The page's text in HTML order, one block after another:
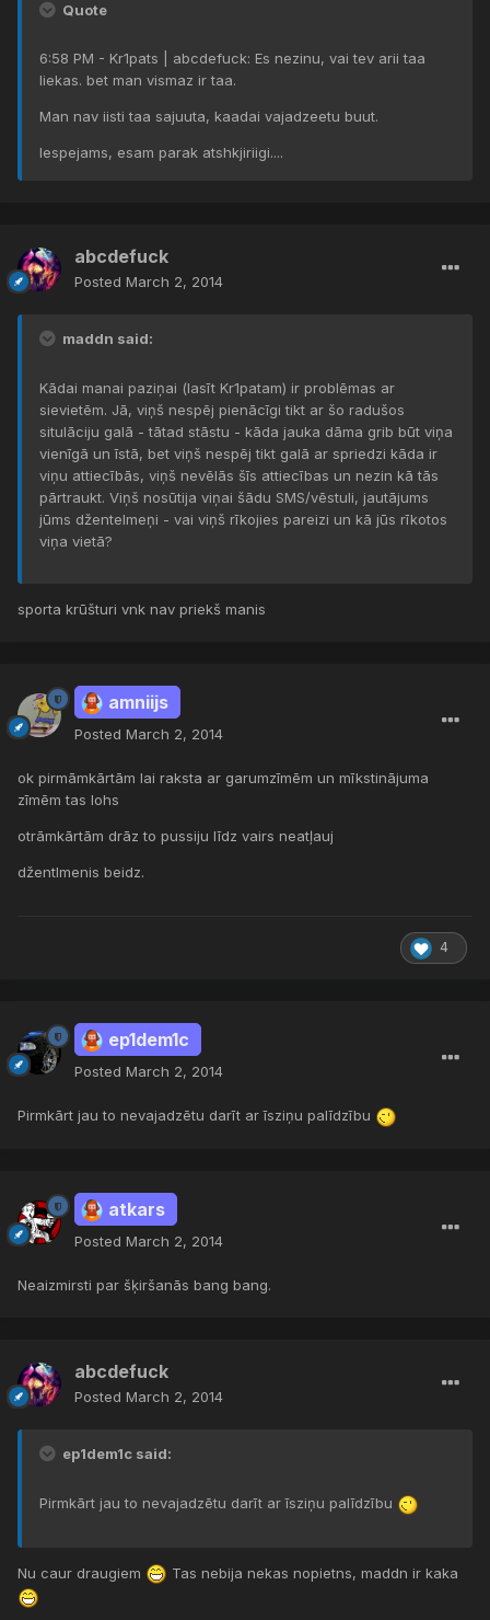
Quote
6:58 PM - Kr1pats | abcdefuck: Es nezinu, vai tev arii taa
liekas. bet man vismaz ir taa.
Man nav iisti taa sajuuta, kaadai vajadzeetu buut.
Iespejams, esam parak atshkjiriigi....
abcdefuck
Posted March 2, 2014
maddn said:
Kādai manai paziņai (lasīt Kr1patam) ir problēmas ar
sievietēm. Jā, viņš nespēj pienācīgi tikt ar šo radušos
situlāciju galā - tātad stāstu - kāda jauka dāma grib būt viņa
vienīgā un īstā, bet viņš nespēj tikt galā ar spriedzi kāda ir
viņu attiecībās, viņš nevēlās šīs attiecības un nezin kā tās
pārtraukt. Viņš nosūtija viņai šādu SMS/vēstuli, jautājums
jūms džentelmeņi - vai viņš rīkojies pareizi un kā jūs rīkotos
viņa vietā?
sporta krūšturi vnk nav priekš manis
amniijs
Posted March 2, 2014
ok pirmāmkārtām lai raksta ar garumzīmēm un mīkstinājuma
zīmēm tas lohs
otrāmkārtām drāz to pussiju līdz vairs neatļauj
džentlmenis beidz.
4
ep1dem1c
Posted March 2, 2014
Pirmkārt jau to nevajadzētu darīt ar īsziņu palīdzību
atkars
Posted March 2, 2014
Neaizmirsti par šķiršanās bang bang.
abcdefuck
Posted March 2, 2014
ep1dem1c said:
Pirmkārt jau to nevajadzētu darīt ar īsziņu palīdzību
Nu caur draugiem Tas nebija nekas nopietns, maddn ir kaka